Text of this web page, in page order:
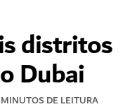
distritos
Dubai
MINUTOS DE LEITURA